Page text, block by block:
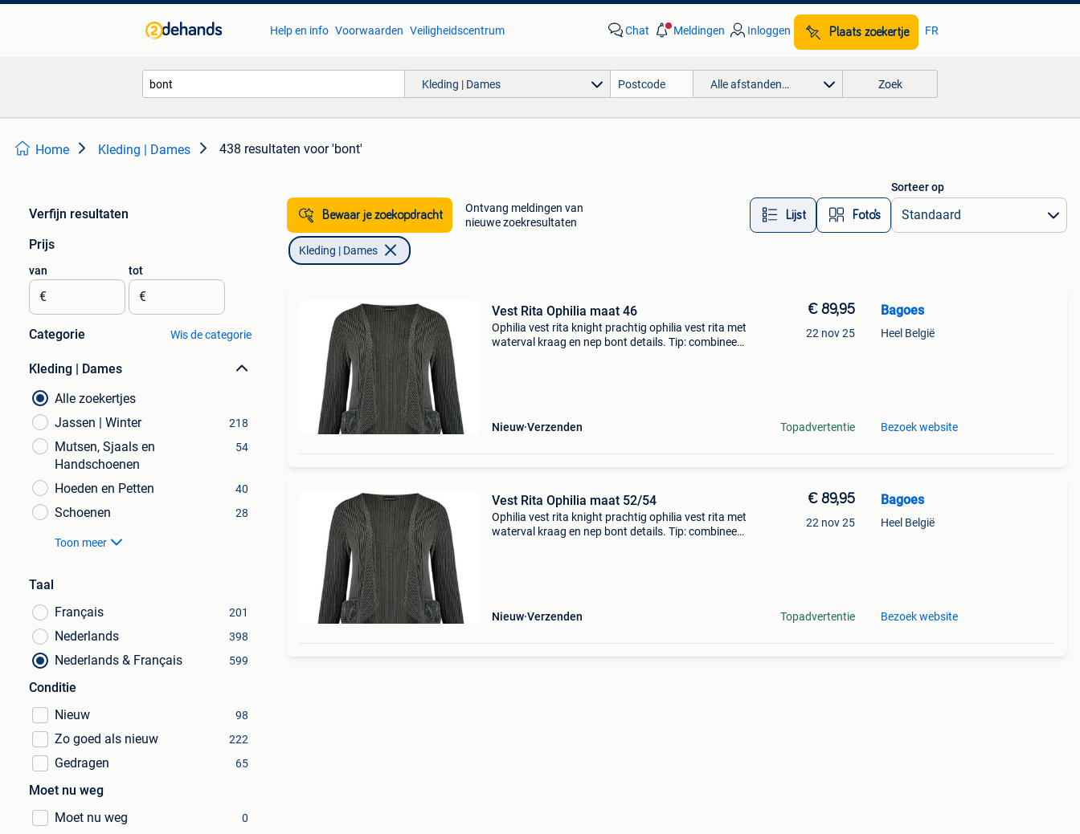
Help en info Voorwaarden Veiligheidscentrum Chat Meldingen Inloggen Plaats zoekertje FR
Kleding | Dames Alle afstanden… Zoek
Home Kleding | Dames 438 resultaten voor 'bont'
Verfijn resultaten
Prijs
van
€
tot
€
Categorie Wis de categorie
Kleding | Dames
Alle zoekertjes
Jassen | Winter
218
Mutsen, Sjaals en
Handschoenen
54
Hoeden en Petten 40
Schoenen 28
Toon meer
Taal
Français
201
Nederlands 398
Nederlands & Français 599
Conditie
Nieuw
98
Zo goed als nieuw 222
Gedragen 65
Moet nu weg
Moet nu weg
0
Bewaar je zoekopdracht
Ontvang meldingen van
nieuwe zoekresultaten
Lijst Foto’s
Sorteer op
Kleding | Dames
Vest Rita Ophilia maat 46
Ophilia vest rita knight prachtig ophilia vest rita met
waterval kraag en nep bont details. Tip: combineer
Nieuw Verzenden
€ 89,95
22 nov 25
Topadvertentie
Bagoes
Heel België
Bezoek website
Vest Rita Ophilia maat 52/54
Ophilia vest rita knight prachtig ophilia vest rita met
waterval kraag en nep bont details. Tip: combineer
Nieuw Verzenden
€ 89,95
22 nov 25
Topadvertentie
Bagoes
Heel België
Bezoek website